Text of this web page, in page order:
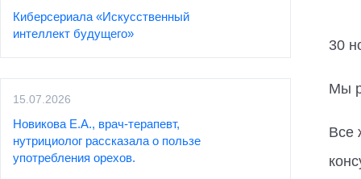
Киберсериала «Искусственный
интеллект будущего»
15.07.2026
Новикова Е.А., врач-терапевт,
нутрициолог рассказала о пользе
употребления орехов.
30
Мы
Все